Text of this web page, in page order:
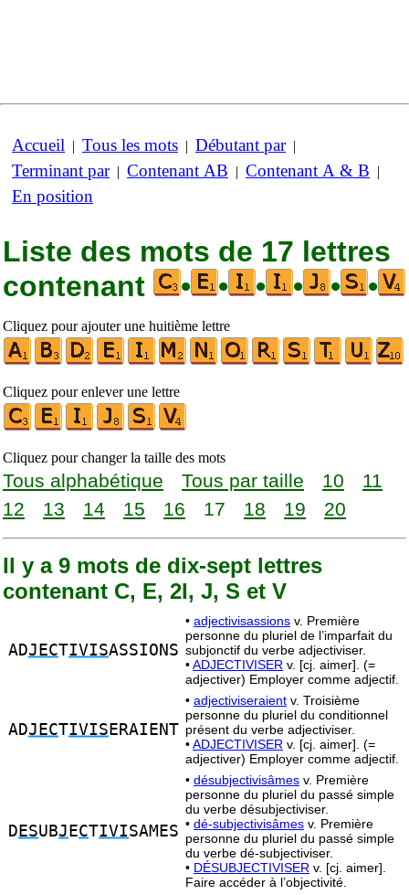
Accueil | Tous les mots | Débutant par|
Terminant par| Contenant AB | Contenant A & B |
En position
Liste des mots de 17 lettres
contenant
• • • • • •
Cliquez pour ajouter une huitième lettre
Cliquez pour enlever une lettre
Cliquez pour changer la taille des mots
Tous alphabétique Tous par taille 10
11
12
13 14 15 16 17 18 19 20
Il y a 9 mots de dix-sept lettres
contenant C, E, 2I, J, S et V
ADJECTIVISASSIONS
• adjectivisassions v. Première
personne du pluriel de l’imparfait du
subjonctif du verbe adjectiviser.
•ADJECTIVISER v. [cj. aimer]. (=
adjectiver) Employer comme adjectif.
ADJECTIVIS ERAIENT
• adjectiviseraient v. Troisième
personne du pluriel du conditionnel
présent du verbe adjectiviser.
•ADJECTIVISER v. [cj. aimer]. (=
adjectiver) Employer comme adjectif.
D ESUBJ ECTIVISAMES
• désubjectivisâmes v. Première
personne du pluriel du passé simple
du verbe désubjectiviser.
• dé-subjectivisâmes v. Première
personne du pluriel du passé simple
du verbe dé-subjectiviser.
• DÉSUBJECTIVISER v. [cj. aimer].
Faire accéder à l’objectivité.